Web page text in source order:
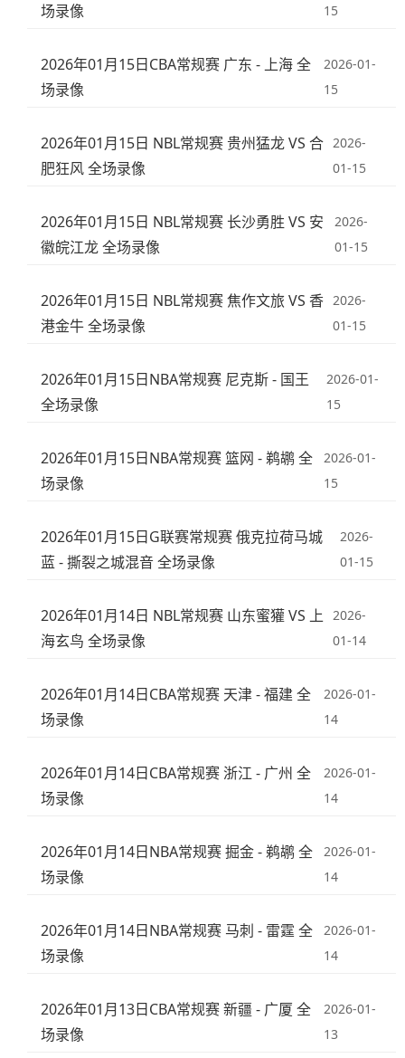
场录像
15
2026年01月15日CBA常规赛 广东 - 上海 全
场录像
2026-01-
15
2026年01月15日 NBL常规赛 贵州猛龙 VS 合
肥狂风 全场录像
2026-
01-15
2026年01月15日 NBL常规赛 长沙勇胜 VS 安
徽皖江龙 全场录像
2026-
01-15
2026年01月15日 NBL常规赛 焦作文旅 VS 香
港金牛 全场录像
2026-
01-15
2026年01月15日NBA常规赛 尼克斯 - 国王
全场录像
2026-01-
15
2026年01月15日NBA常规赛 篮网 - 鹈鹕 全
场录像
2026-01-
15
2026年01月15日G联赛常规赛 俄克拉荷马城
蓝 - 撕裂之城混音 全场录像
2026-
01-15
2026年01月14日 NBL常规赛 山东蜜獾 VS 上
海玄鸟 全场录像
2026-
01-14
2026年01月14日CBA常规赛 天津 - 福建 全
场录像
2026-01-
14
2026年01月14日CBA常规赛 浙江 - 广州 全
场录像
2026-01-
14
2026年01月14日NBA常规赛 掘金 - 鹈鹕 全
场录像
2026-01-
14
2026年01月14日NBA常规赛 马刺 - 雷霆 全
场录像
2026-01-
14
2026年01月13日CBA常规赛 新疆 - 广厦 全
场录像
2026-01-
13